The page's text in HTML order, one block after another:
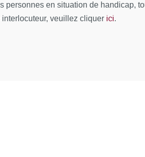
les théories psychanalytiques et
Département Études
Psychanalytiques de l’UFR IHSS,
en situation de handicap,
veuillez cliquer ici.